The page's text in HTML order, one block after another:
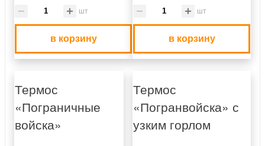
шт
в корзину
шт
в корзину
Термос
«Пограничные
войска»
Термос
«Погранвойска» с
узким горлом